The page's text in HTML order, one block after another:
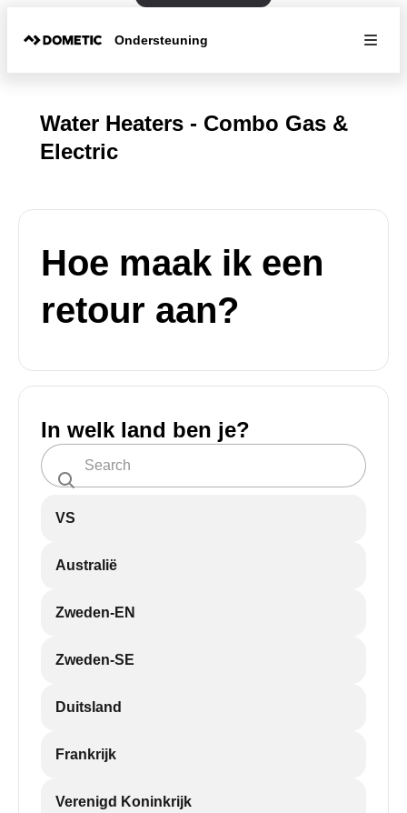
Ondersteuning
Water Heaters - Combo Gas &
Electric
Hoe maak ik een
retour aan?
In welk land ben je?
VS
Australië
Zweden-EN
Zweden-SE
Duitsland
Frankrijk
Verenigd Koninkrijk